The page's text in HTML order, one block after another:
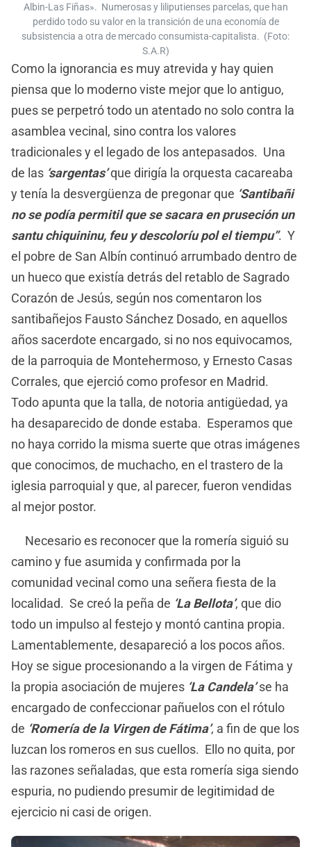
Albin-Las Fiñas». Numerosas y liliputienses parcelas, que han
perdido todo su valor en la transición de una economía de
subsistencia a otra de mercado consumista-capitalista. (Foto:
S.A.R)
Como la ignorancia es muy atrevida y hay quien
piensa que lo moderno viste mejor que lo antiguo,
pues se perpetró todo un atentado no solo contra la
asamblea vecinal, sino contra los valores
tradicionales y el legado de los antepasados. Una
de las ‘sargentas’que dirigía la orquesta cacareaba
y tenía la desvergüenza de pregonar que ‘Santibañi
no se podía permitil que se sacara en pruseción un
santu chiquininu, feu y descoloríu pol el tiempu”. Y
el pobre de San Albín continuó arrumbado dentro de
un hueco que existía detrás del retablo de Sagrado
Corazón de Jesús, según nos comentaron los
santibañejos Fausto Sánchez Dosado, en aquellos
años sacerdote encargado, si no nos equivocamos,
de la parroquia de Montehermoso, y Ernesto Casas
Corrales, que ejerció como profesor en Madrid.
Todo apunta que la talla, de notoria antigüedad, ya
ha desaparecido de donde estaba. Esperamos que
no haya corrido la misma suerte que otras imágenes
que conocimos, de muchacho, en el trastero de la
iglesia parroquial y que, al parecer, fueron vendidas
al mejor postor.
Necesario es reconocer que la romería siguió su
camino y fue asumida y confirmada por la
comunidad vecinal como una señera fiesta de la
localidad. Se creó la peña de ‘La Bellota’, que dio
todo un impulso al festejo y montó cantina propia.
Lamentablemente, desapareció a los pocos años.
Hoy se sigue procesionando a la virgen de Fátima y
la propia asociación de mujeres ‘La Candela’se ha
encargado de confeccionar pañuelos con el rótulo
de ‘Romería de la Virgen de Fátima’, a fin de que los
luzcan los romeros en sus cuellos. Ello no quita, por
las razones señaladas, que esta romería siga siendo
espuria, no pudiendo presumir de legitimidad de
ejercicio ni casi de origen.